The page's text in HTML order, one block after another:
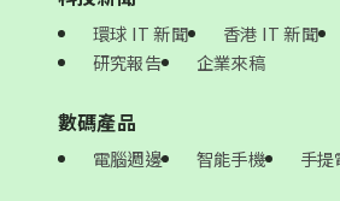
環球 IT 新聞 香港 IT 新聞
研究報告
企業來稿
數碼產品
電腦週邊 智能手機 手提